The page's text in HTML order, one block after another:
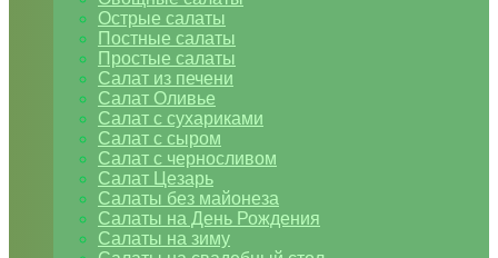
Острые салаты
Постные салаты
Простые салаты
Салат из печени
Салат Оливье
Салат с сухариками
Салат с сыром
Салат с черносливом
Салат Цезарь
Салаты без майонеза
Салаты на День Рождения
Салаты на зиму